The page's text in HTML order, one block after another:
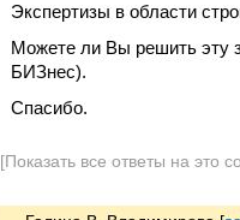
Экспертизы в области
Можете ли Вы решить эту
БИЗнес).
Спасибо.
[Показать все ответы на это